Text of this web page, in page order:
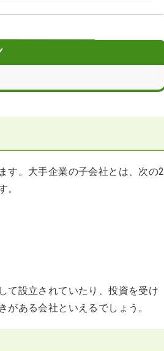
す。大手企業の子会社とは、次の2
。
て設立されていたり、投資を受け
ある会社といえるでしょう。